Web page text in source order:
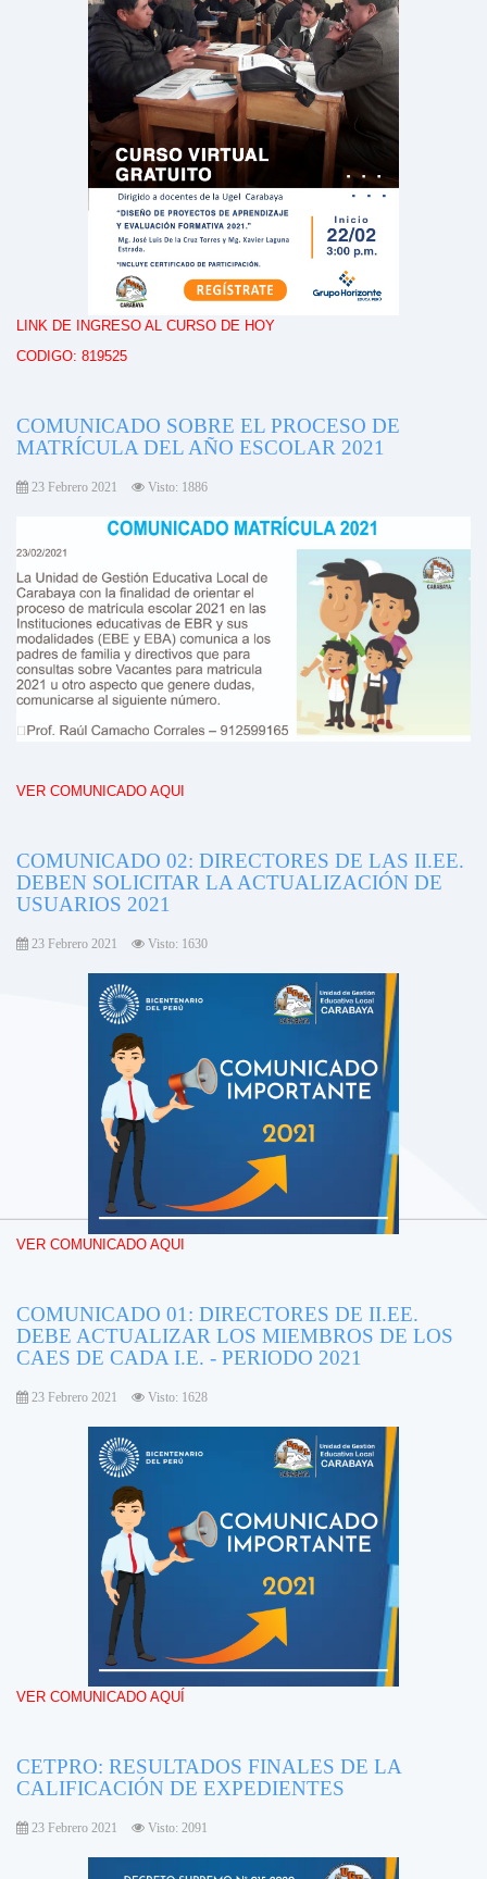
LINK DE INGRESO AL CURSO DE HOY
CODIGO: 819525
COMUNICADO SOBRE EL PROCESO DE
MATRÍCULA DEL AÑO ESCOLAR 2021
23 Febrero 2021 Visto: 1886
VER COMUNICADO AQUI
COMUNICADO 02: DIRECTORES DE LAS II.EE.
DEBEN SOLICITAR LA ACTUALIZACIÓN DE
USUARIOS 2021
23 Febrero 2021 Visto: 1630
VER COMUNICADO AQUI
COMUNICADO 01: DIRECTORES DE II.EE.
DEBE ACTUALIZAR LOS MIEMBROS DE LOS
CAES DE CADA I.E. - PERIODO 2021
23 Febrero 2021 Visto: 1628
VER COMUNICADO AQUÍ
CETPRO: RESULTADOS FINALES DE LA
CALIFICACIÓN DE EXPEDIENTES
23 Febrero 2021 Visto: 2091